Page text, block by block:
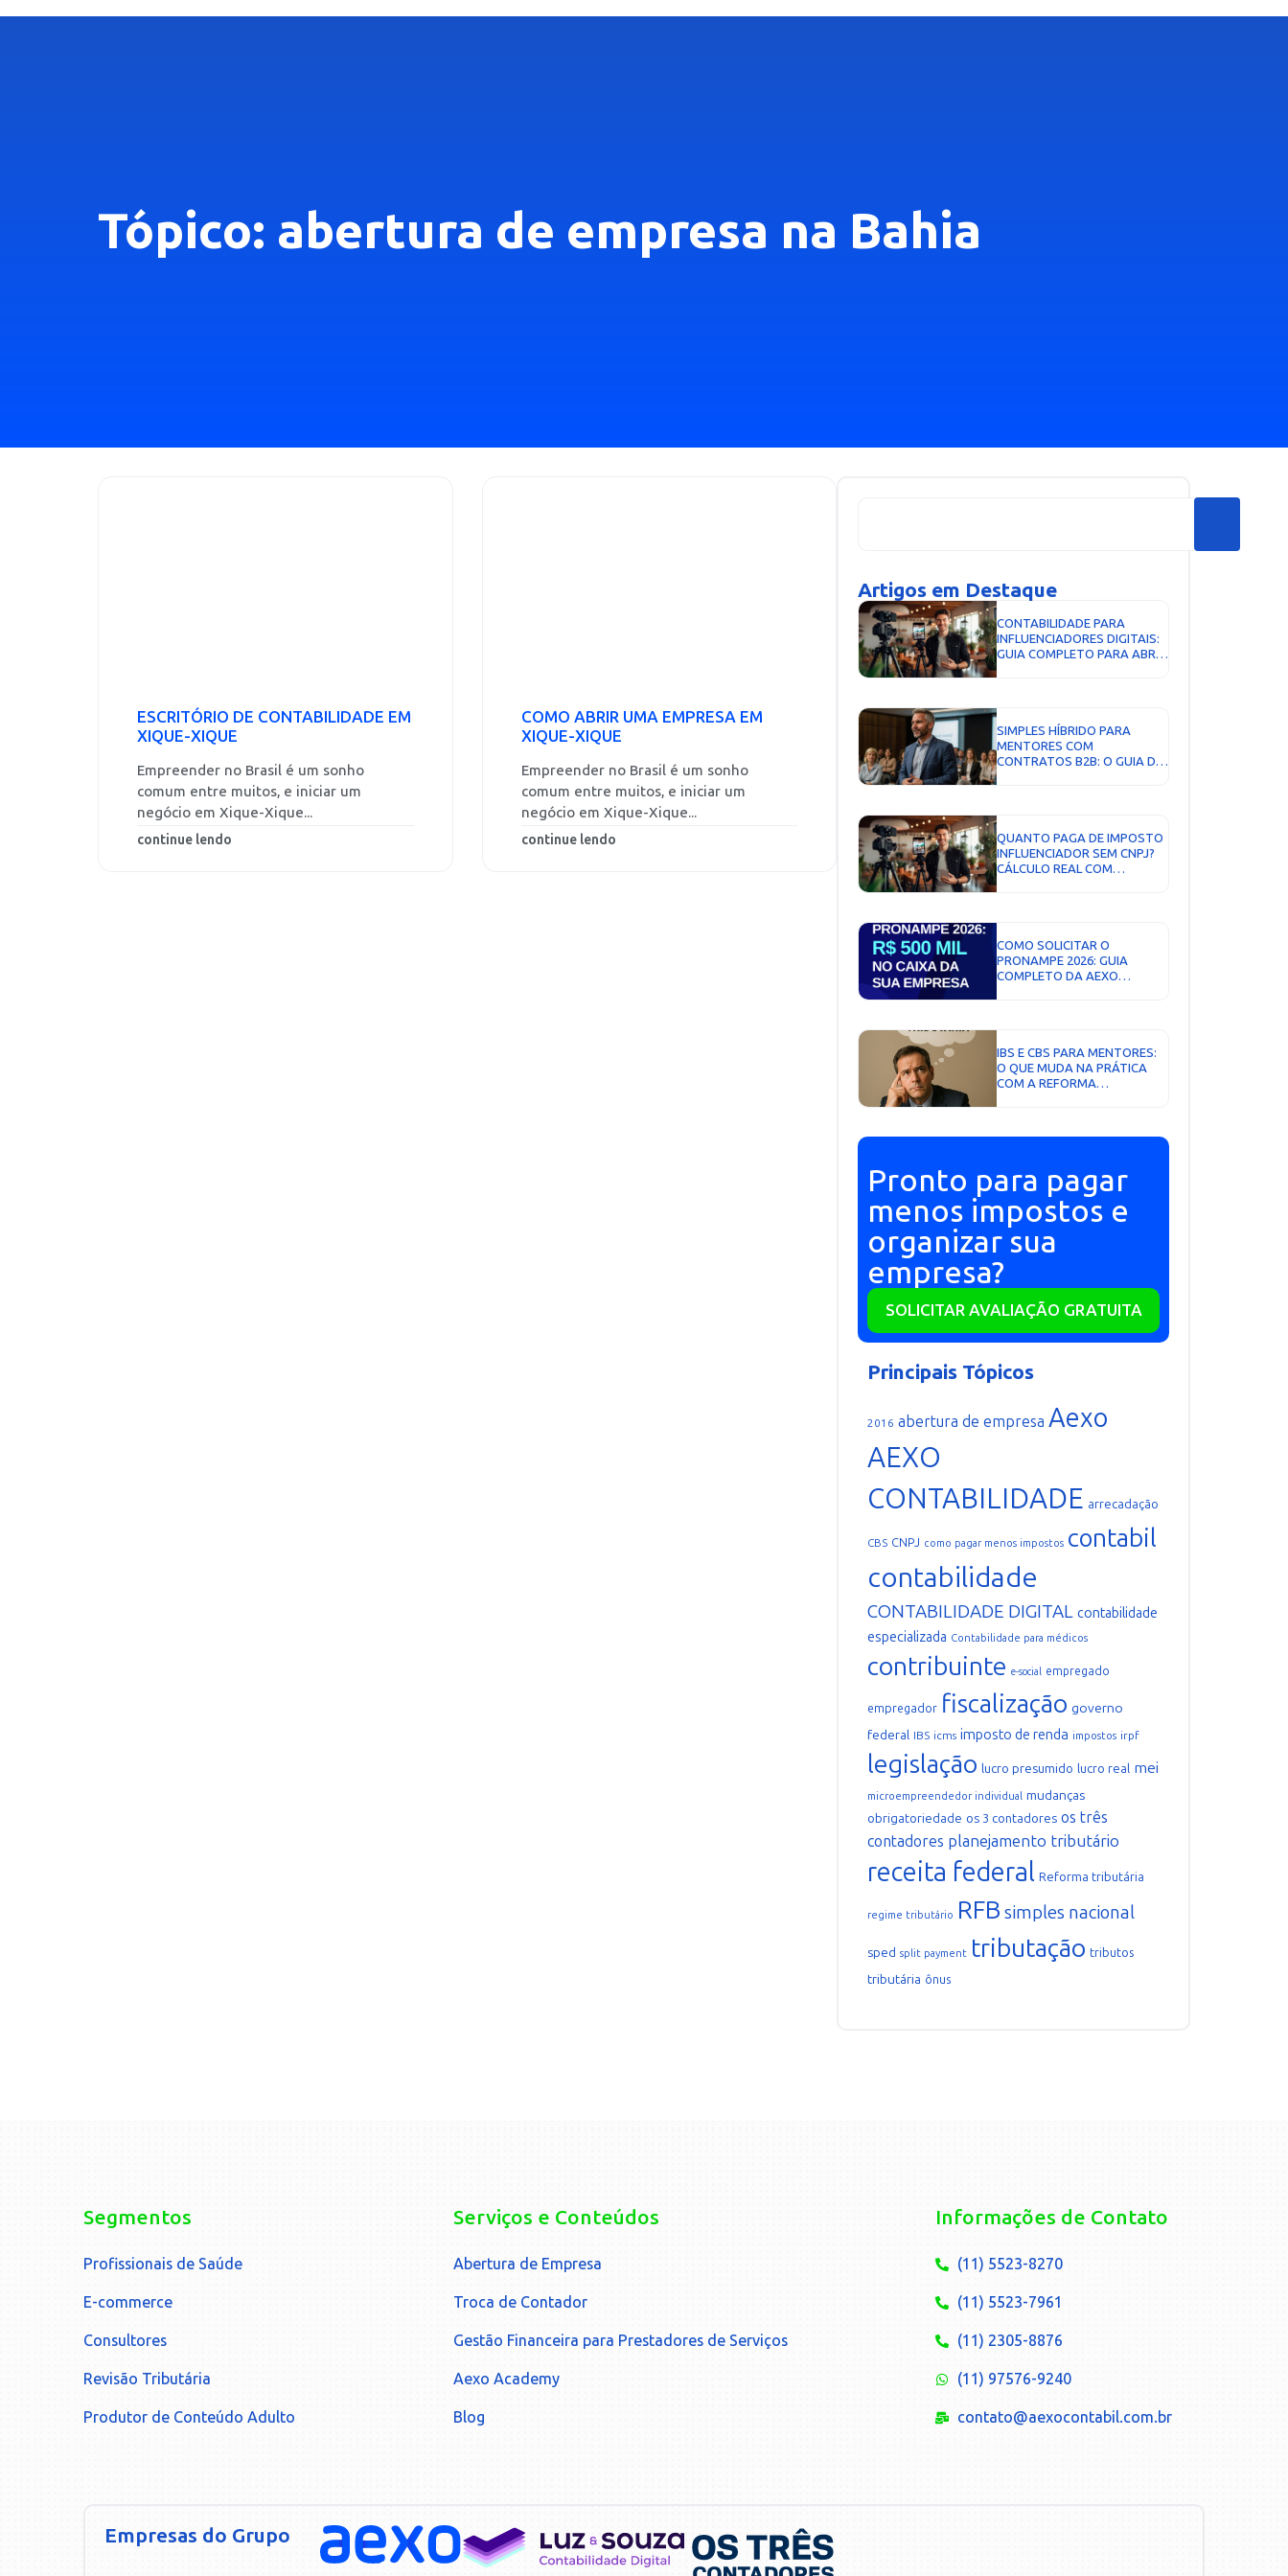
Tópico: abertura de empresa na Bahia
ESCRITÓRIO DE CONTABILIDADE EM
XIQUE-XIQUE
Empreender no Brasil é um sonho
comum entre muitos, e iniciar um
negócio em Xique-Xique...
continue lendo
COMO ABRIR UMA EMPRESA EM
XIQUE-XIQUE
Empreender no Brasil é um sonho
comum entre muitos, e iniciar um
negócio em Xique-Xique...
continue lendo
Artigos em Destaque
CONTABILIDADE PARA
INFLUENCIADORES DIGITAIS:
GUIA COMPLETO PARA ABRIR
CNPJ, PAGAR MENOS
SIMPLES HÍBRIDO PARA
MENTORES COM
CONTRATOS B2B: O GUIA DA
DECISÃO DE SETEMBRO DE
QUANTO PAGA DE IMPOSTO
INFLUENCIADOR SEM CNPJ?
CÁLCULO REAL COM
SIMULAÇÕES 2026...
COMO SOLICITAR O
PRONAMPE 2026: GUIA
COMPLETO DA AEXO
IBS E CBS PARA MENTORES:
O QUE MUDA NA PRÁTICA
COM A REFORMA
Pronto para pagar
menos impostos e
organizar sua
empresa?
SOLICITAR AVALIAÇÃO GRATUITA
Principais Tópicos
2016 abertura de empresa Aexo
AEXO
CONTABILIDADE arrecadação
CBS CNPJ como pagar menos impostos contabil
contabilidade
CONTABILIDADE DIGITAL contabilidade
especializada Contabilidade para médicos
contribuinte e-social empregado
empregador fiscalização governo
federal IBS icms imposto de renda impostos irpf
legislação lucro presumido lucro real mei
microempreendedor individual mudanças
obrigatoriedade os 3 contadores os três
contadores planejamento tributário
receita federal Reforma tributária
regime tributário RFB simples nacional
sped split payment tributação tributos
tributária ônus
Segmentos
Profissionais de Saúde
E-commerce
Consultores
Revisão Tributária
Produtor de Conteúdo Adulto
Serviços e Conteúdos
Abertura de Empresa
Troca de Contador
Gestão Financeira para Prestadores de Serviços
Aexo Academy
Blog
Informações de Contato
(11) 5523-8270
(11) 5523-7961
(11) 2305-8876
(11) 97576-9240
contato@aexocontabil.com.br
Empresas do Grupo